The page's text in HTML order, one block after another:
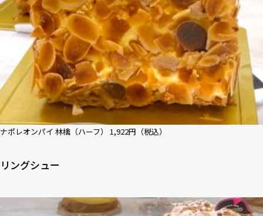
ナポレオンパイ 林檎（ハーフ） 1,922円（税込）
リングシュー